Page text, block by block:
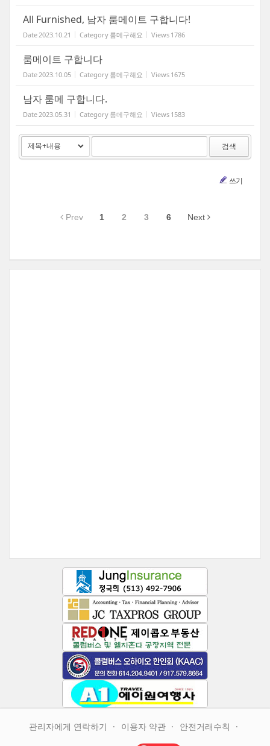
All Furnished, 남자 룸메이트 구합니다!
Date2023.10.21 Category 룸메구해요 Views 1786
룸메이트 구합니다
Date2023.10.05 Category 룸메구해요 Views 1675
남자 룸메 구합니다.
Date2023.05.31 Category 룸메구해요 Views 1583
검색
쓰기
Prev 1 2 3 6 Next
관리자에게 연락하기 이용자 약관 안전거래수칙